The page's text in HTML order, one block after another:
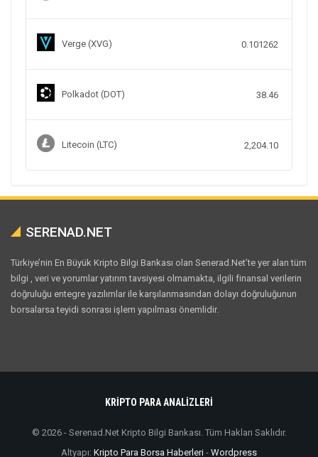
Verge (XVG) 0.101262
Polkadot (DOT) 38.46
Litecoin (LTC) 2,204.10
SERENAD.NET
Türkiye’nin En Büyük Kripto Bilgi Bankası olan Senerad.Net’te yer alan tüm
bilgi , veri ve yorumlar yatırım tavsiyesi olmamakta, ilgili finansal verilerin
doğruluğu entegre yazılımlar ile karşılanmasından dolayı doğruluğunun
borsalarsa teyidi sonrası işlem yapılması önemlidir.
KRİPTO PARA ANALİZLERİ
© 2026 - Serenad.Net Kripto Bilgi Bankası. Tüm Hakları Saklıdır.
Altyapı: Kripto Para Borsa Haberleri - Wordpress